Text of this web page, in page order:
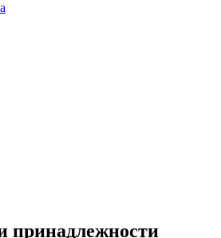
принадлежности